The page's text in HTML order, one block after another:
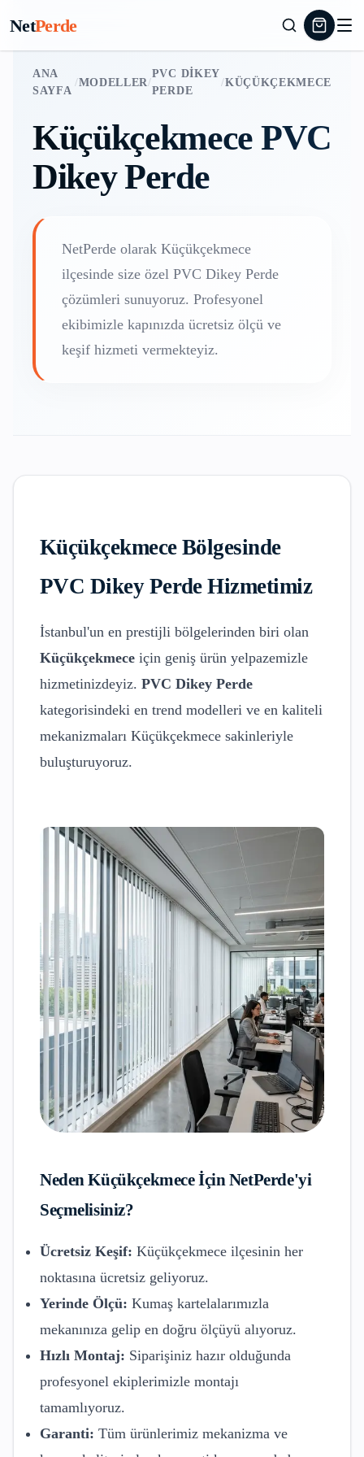
NetPerde
ANA
SAYFA
/MODELLER/
PVC DIKEY
PERDE
/KÜÇÜKÇEKMECE
Küçükçekmece PVC
Dikey Perde
NetPerde olarak Küçükçekmece
ilçesinde size özel PVC Dikey Perde
çözümleri sunuyoruz. Profesyonel
ekibimizle kapınızda ücretsiz ölçü ve
keşif hizmeti vermekteyiz.
KüçükçekmeceBölgesinde
PVC Dikey PerdeHizmetimiz
İstanbul'un en prestijli bölgelerinden biri olan
Küçükçekmece için geniş ürün yelpazemizle
hizmetinizdeyiz. PVC Dikey Perde
kategorisindeki en trend modelleri ve en kaliteli
mekanizmaları Küçükçekmece sakinleriyle
buluşturuyoruz.
NedenKüçükçekmeceİçin NetPerde'yi
Seçmelisiniz?
Ücretsiz Keşif: Küçükçekmece ilçesinin her
noktasına ücretsiz geliyoruz.
Yerinde Ölçü: Kumaş kartelalarımızla
mekanınıza gelip en doğru ölçüyü alıyoruz.
Hızlı Montaj: Siparişiniz hazır olduğunda
profesyonel ekiplerimizle montajı
tamamlıyoruz.
Garanti: Tüm ürünlerimiz mekanizma ve